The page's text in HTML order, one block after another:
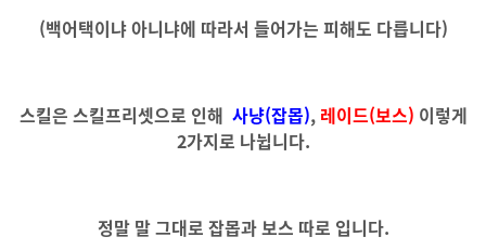
(백어택이냐 아니냐에 따라서 들어가는 피해도 다릅니다)
스킬은 스킬프리셋으로 인해 사냥(잡몹), 레이드(보스) 이렇게
2가지로 나뉩니다.
정말 말 그대로 잡몹과 보스 따로 입니다.